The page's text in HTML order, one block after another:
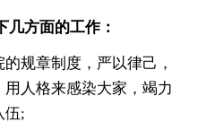
几方面的工作：
规章制度，严以律己，
人格来感染大家，竭力
伍;